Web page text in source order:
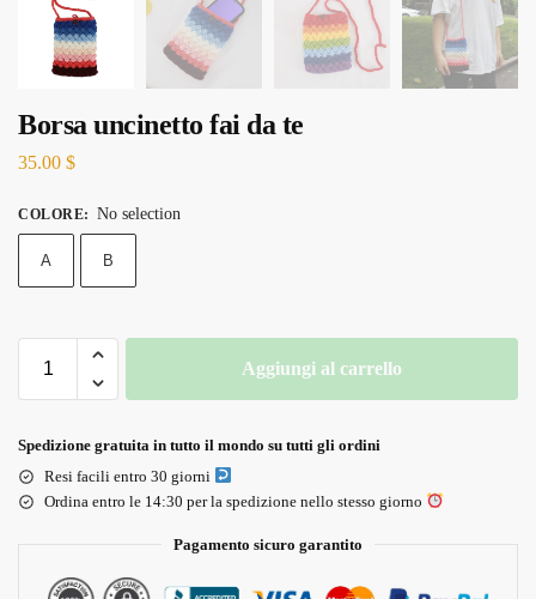
Borsa uncinetto fai da te
35.00 $
COLORE: No selection
A B
Aggiungi al carrello
Spedizione gratuita in tutto il mondo su tutti gli ordini
Resi facili entro 30 giorni
Ordina entro le 14:30 per la spedizione nello stesso giorno
Pagamento sicuro garantito